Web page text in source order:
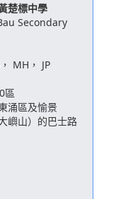
楚標中學
Secondary
MH， JP
區
涌區及愉景
嶼山）的巴士路